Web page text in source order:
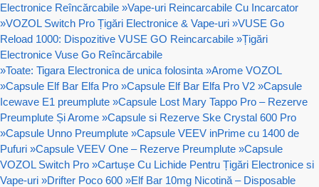
Electronice Reîncărcabile »Vape-uri Reincarcabile Cu Incarcator
»VOZOL Switch Pro Țigări Electronice & Vape-uri »VUSE Go
Reload 1000: Dispozitive VUSE GO Reincarcabile »Țigări
Electronice Vuse Go Reîncărcabile
»Toate: Tigara Electronica de unica folosinta »Arome VOZOL
»Capsule Elf Bar Elfa Pro »Capsule Elf Bar Elfa Pro V2 »Capsule
Icewave E1 preumplute »Capsule Lost Mary Tappo Pro – Rezerve
Preumplute Și Arome »Capsule si Rezerve Ske Crystal 600 Pro
»Capsule Unno Preumplute »Capsule VEEV inPrime cu 1400 de
Pufuri »Capsule VEEV One – Rezerve Preumplute »Capsule
VOZOL Switch Pro »Cartușe Cu Lichide Pentru Țigări Electronice si
Vape-uri »Drifter Poco 600 »Elf Bar 10mg Nicotină – Disposable